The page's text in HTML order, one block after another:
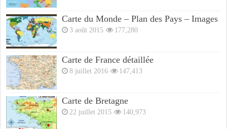
Carte du Monde – Plan des Pays – Images
3 août 2015 177,280
Carte de France détaillée
8 juillet 2016 147,413
Carte de Bretagne
22 juillet 2015 140,973